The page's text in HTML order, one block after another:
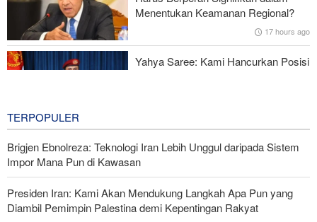
Menentukan Keamanan Regional?
17 hours ago
Yahya Saree: Kami Hancurkan Posisi
TERPOPULER
Brigjen Ebnolreza: Teknologi Iran Lebih Unggul daripada Sistem
Impor Mana Pun di Kawasan
Presiden Iran: Kami Akan Mendukung Langkah Apa Pun yang
Diambil Pemimpin Palestina demi Kepentingan Rakyat